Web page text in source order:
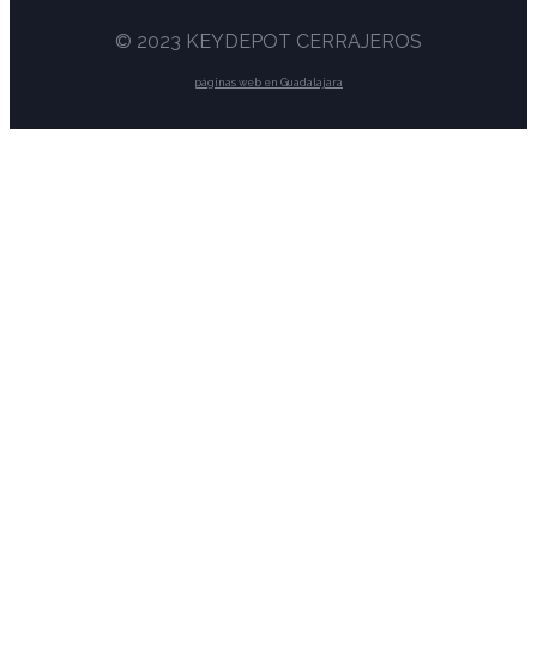
© 2023 KEYDEPOT CERRAJEROS
páginas web en Guadalajara